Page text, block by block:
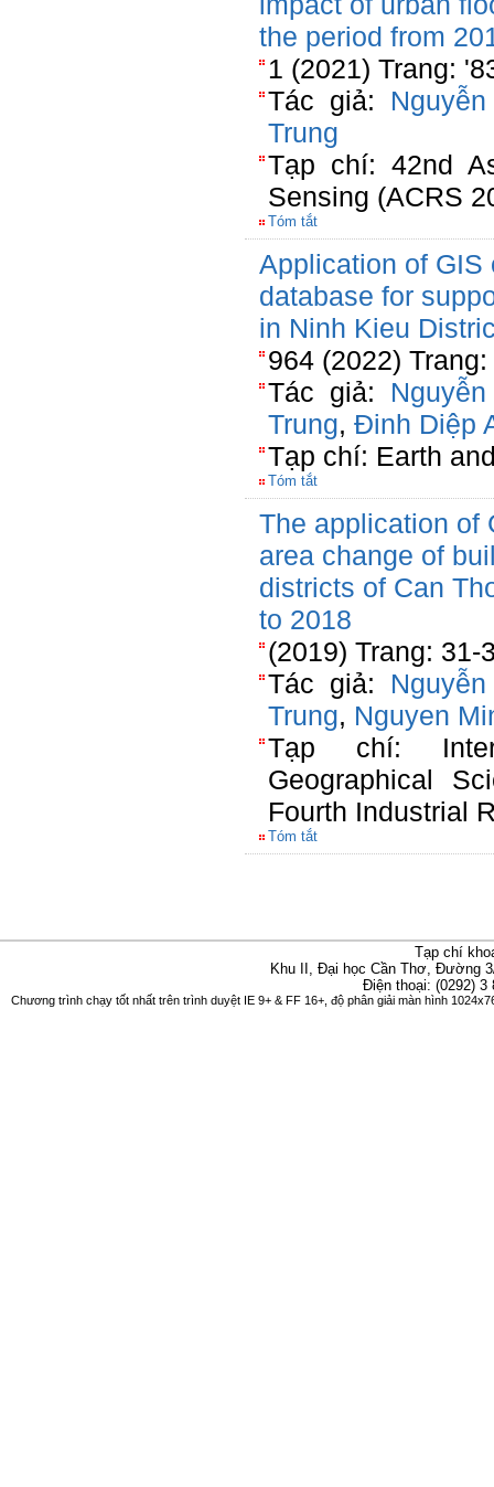
the period from
1 (2021) Trang:
Tác giả:
Trung
Tạp chí: 42nd
Sensing (ACRS
Tóm tắt
Application of GIS
database for
in Ninh Kieu
964 (2022)
Tác giả:
Trung, Đinh Diệp
Tạp chí: Earth
Tóm tắt
The application of
area change of
districts of Can
to 2018
(2019) Trang: 31-
Tác giả:
Trung, Nguyen
Tạp chí:
Geographical
Fourth Industrial
Tóm tắt
Tạp chí
Khu II, Đại học Cần Thơ, Đường
Điện thoại: (0292)
Chương trình chạy tốt nhất trên trình duyệt IE 9+ & FF 16+, độ phân giải màn hình